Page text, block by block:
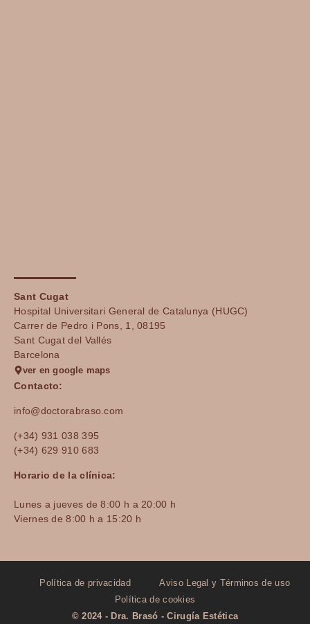
Sant Cugat
Hospital Universitari General de Catalunya (HUGC)
Carrer de Pedro i Pons, 1, 08195
Sant Cugat del Vallés
Barcelona
ver en google maps
Contacto:
info@doctorabraso.com
(+34) 931 038 395
(+34) 629 910 683
Horario de la clínica:
Lunes a jueves de 8:00 h a 20:00 h
Viernes de 8:00 h a 15:20 h
Política de privacidad
Aviso Legal y Términos de uso
Política de cookies
© 2024 - Dra. Brasó - Cirugía Estética